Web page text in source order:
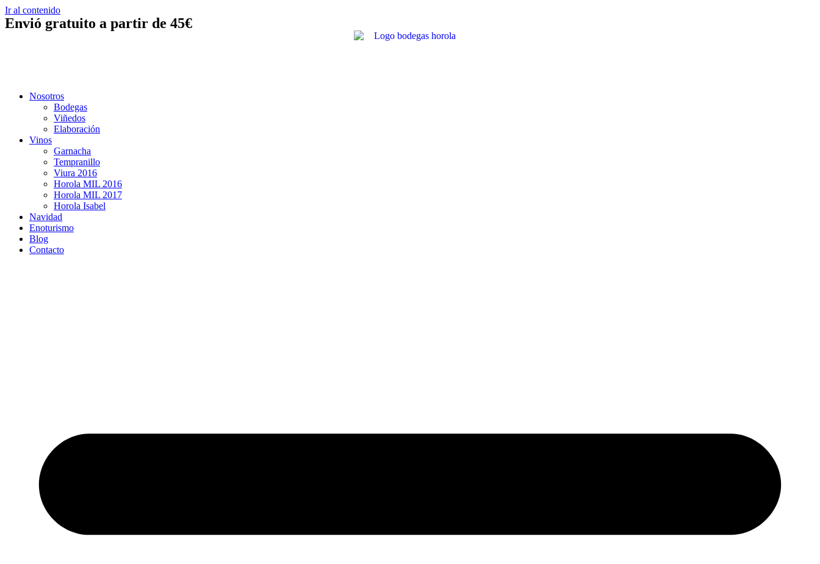
Ir al contenido
Envió gratuito a partir de 45€
Nosotros
Bodegas
Viñedos
Elaboración
Vinos
Garnacha
Tempranillo
Viura 2016
Horola MIL 2016
Horola MIL 2017
Horola Isabel
Navidad
Enoturismo
Blog
Contacto